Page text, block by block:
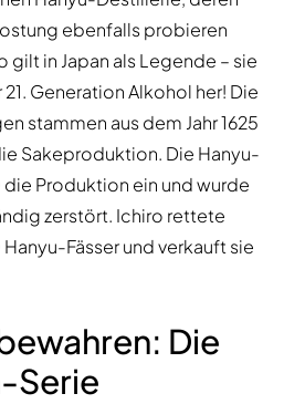
ebenfalls probieren
gilt in Japan als Legende – sie
Generation Alkohol her! Die
stammen aus dem Jahr 1625
Sakeproduktion. Die Hanyu-
Produktion ein und wurde
zerstört. Ichiro rettete
Fässer und verkauft sie
Die
Serie